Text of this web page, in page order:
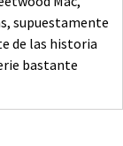
supuestamente
de las historia
bastante